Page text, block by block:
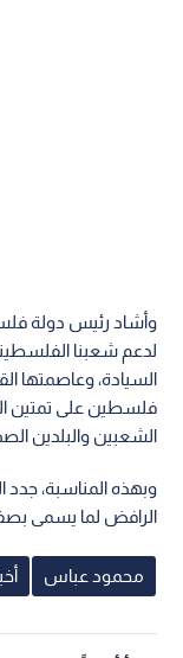
وأشاد رئيس دولة
لدعم شعبنا
السيادة، وعاصمتها
فلسطين على تمتين
الشعبين والبلدين
وبهذه المناسبة، جدد
الرافض لما يسمى
محمود عباس